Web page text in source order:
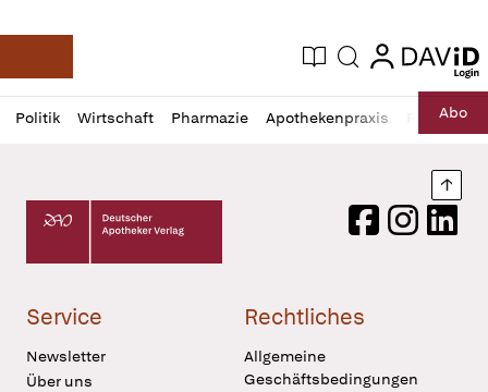
Deutsche Apotheker Zeitung
Aktuelle Ausgabe
Suche login
login
Politik Wirtschaft Pharmazie Apothekenpraxis RechtAbo
Profil
öffnen
Daz
Pur
Deutscher Apotheker Verlag Logo
FacebookInstagram
Service
Newsletter
Über uns
Rechtliches
Allgemeine
Geschäftsbedingungen